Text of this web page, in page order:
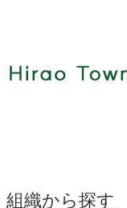
組織から探す